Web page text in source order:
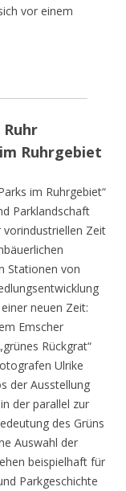
vor einem
Ruhrgebiet
im Ruhrgebiet“
Parklandschaft
vorindustriellen Zeit
Stationen von
neuen Zeit:
Emscher
Rückgrat“
Ulrike
der Ausstellung
der parallel zur
des Grüns
Auswahl der
beispielhaft für
Parkgeschichte